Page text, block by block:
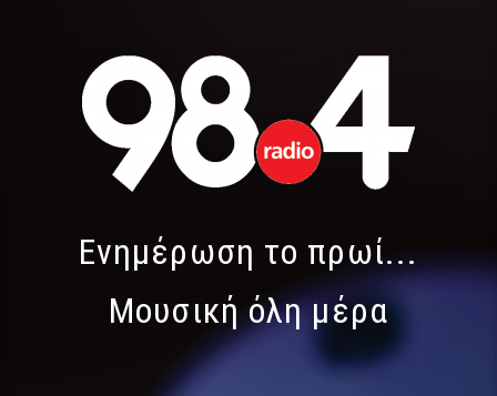
Ενημέρωση το πρωί...
Μουσική όλη μέρα